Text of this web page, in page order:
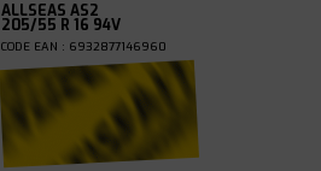
ALLSEAS AS2
205/55 R 16 94V
CODE EAN : 6932877146960